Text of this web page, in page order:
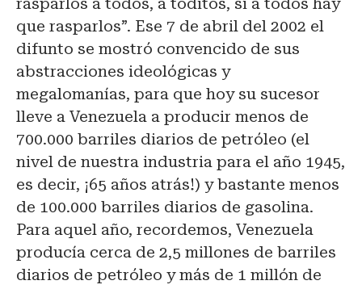
que rasparlos”. Ese 7 de abril del 2002 el
difunto se mostró convencido de sus
abstracciones ideológicas y
megalomanías, para que hoy su sucesor
lleve a Venezuela a producir menos de
700.000 barriles diarios de petróleo (el
nivel de nuestra industria para el año 1945,
es decir, ¡65 años atrás!) y bastante menos
de 100.000 barriles diarios de gasolina.
Para aquel año, recordemos, Venezuela
producía cerca de 2,5 millones de barriles
diarios de petróleo y más de 1 millón de